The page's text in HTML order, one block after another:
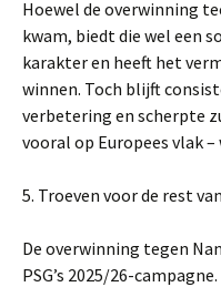
Hoewel de overwinning
kwam, biedt die wel een
karakter en heeft het
winnen. Toch blijft
verbetering en scherpte
vooral op Europees vlak
5. Troeven voor de rest
De overwinning tegen
PSG’s 2025/26-